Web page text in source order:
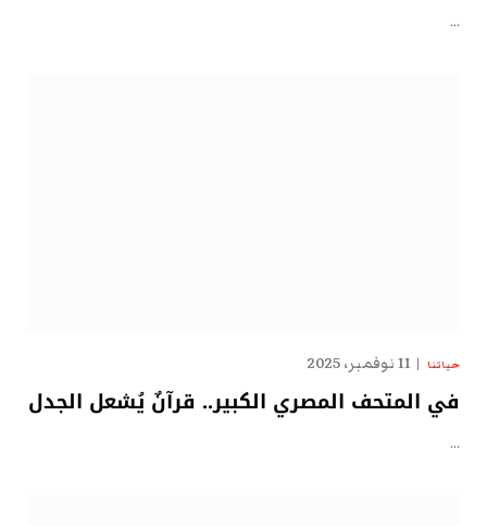
…
حياتنا 11 نوفمبر، 2025
في المتحف المصري الكبير.. قرآنٌ يُشعل الجدل
…